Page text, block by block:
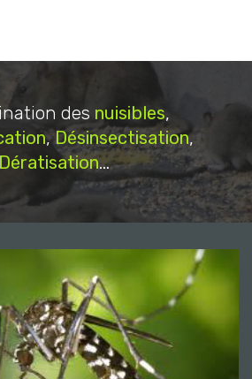
des nuisibles,
,Désinsectisation,
Dératisation...